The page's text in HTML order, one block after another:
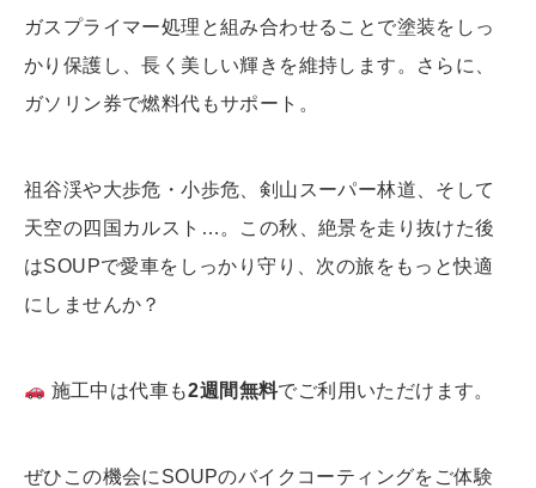
ガスプライマー処理と組み合わせることで塗装をしっ
かり保護し、長く美しい輝きを維持します。さらに、
ガソリン券で燃料代もサポート。
祖谷渓や大歩危・小歩危、剣山スーパー林道、そして
天空の四国カルスト…。この秋、絶景を走り抜けた後
はSOUPで愛車をしっかり守り、次の旅をもっと快適
にしませんか？
施工中は代車も2週間無料でご利用いただけます。
ぜひこの機会にSOUPのバイクコーティングをご体験